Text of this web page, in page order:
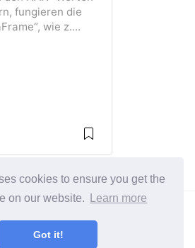
cookies to ensure you get the
on our website.
Learn more
Got it!
fungieren die
wie z....